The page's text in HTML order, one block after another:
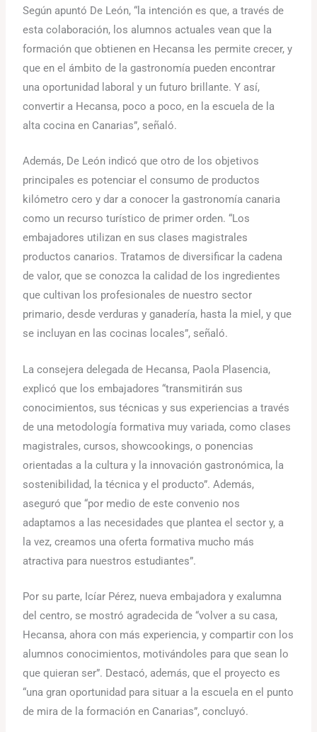
Según apuntó De León, “la intención es que, a través de
esta colaboración, los alumnos actuales vean que la
formación que obtienen en Hecansa les permite crecer, y
que en el ámbito de la gastronomía pueden encontrar
una oportunidad laboral y un futuro brillante. Y así,
convertir a Hecansa, poco a poco, en la escuela de la
alta cocina en Canarias”, señaló.
Además, De León indicó que otro de los objetivos
principales es potenciar el consumo de productos
kilómetro cero y dar a conocer la gastronomía canaria
como un recurso turístico de primer orden. “Los
embajadores utilizan en sus clases magistrales
productos canarios. Tratamos de diversificar la cadena
de valor, que se conozca la calidad de los ingredientes
que cultivan los profesionales de nuestro sector
primario, desde verduras y ganadería, hasta la miel, y que
se incluyan en las cocinas locales”, señaló.
La consejera delegada de Hecansa, Paola Plasencia,
explicó que los embajadores “transmitirán sus
conocimientos, sus técnicas y sus experiencias a través
de una metodología formativa muy variada, como clases
magistrales, cursos, showcookings, o ponencias
orientadas a la cultura y la innovación gastronómica, la
sostenibilidad, la técnica y el producto”. Además,
aseguró que “por medio de este convenio nos
adaptamos a las necesidades que plantea el sector y, a
la vez, creamos una oferta formativa mucho más
atractiva para nuestros estudiantes”.
Por su parte, Icíar Pérez, nueva embajadora y exalumna
del centro, se mostró agradecida de “volver a su casa,
Hecansa, ahora con más experiencia, y compartir con los
alumnos conocimientos, motivándoles para que sean lo
que quieran ser”. Destacó, además, que el proyecto es
“una gran oportunidad para situar a la escuela en el punto
de mira de la formación en Canarias”, concluyó.